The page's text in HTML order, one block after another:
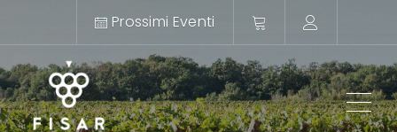
Prossimi Eventi